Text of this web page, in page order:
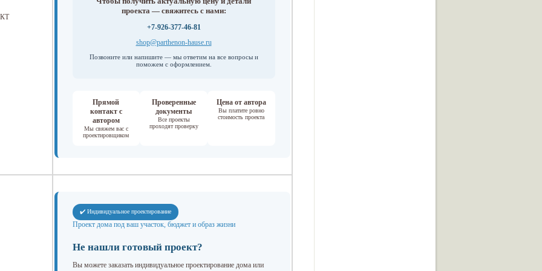
проекта — свяжитесь с нами:
+7-926-377-46-81
shop@parthenon-hause.ru
Позвоните или напишите — мы ответим на все вопросы и
поможем с оформлением.
Прямой
контакт с
автором
Мы свяжем вас с
проектировщиком
Проверенные
документы
Все проекты
проходят проверку
Цена от автора
Вы платите ровно
стоимость проекта
✔️ Индивидуальное проектирование
Проект дома под ваш участок, бюджет и образ жизни
Не нашли готовый проект?
Вы можете заказать индивидуальное проектирование дома или